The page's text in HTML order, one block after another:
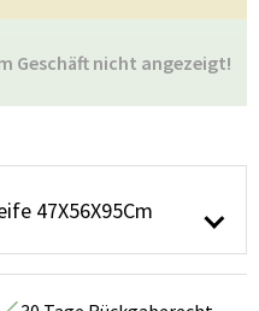
Geschäft nicht angezeigt!
47X56X95Cm